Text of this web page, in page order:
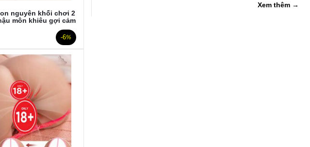
nguyên khối chơi 2
môn khiêu gợi cảm
-6%
Xem thêm →